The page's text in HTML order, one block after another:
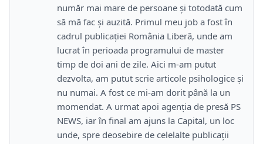
număr mai mare de persoane și totodată cum
să mă fac și auzită. Primul meu job a fost în
cadrul publicației România Liberă, unde am
lucrat în perioada programului de master
timp de doi ani de zile. Aici m-am putut
dezvolta, am putut scrie articole psihologice și
nu numai. A fost ce mi-am dorit până la un
momendat. A urmat apoi agenția de presă PS
NEWS, iar în final am ajuns la Capital, un loc
unde, spre deosebire de celelalte publicații